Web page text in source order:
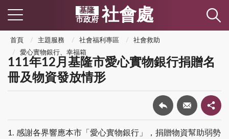
基隆
市政府 社會處
首頁 主題服務 社會福利專區
社會救助
愛心實物銀行、幸福箱
111年12月基隆市愛心實物銀行捐贈名
冊及物資發放情形
1. 感謝各界響應本市「愛心實物銀行」，捐贈物資幫助弱勢